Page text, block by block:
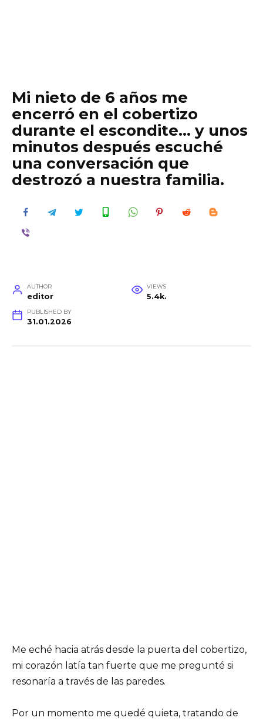
Mi nieto de 6 años me
encerró en el cobertizo
durante el escondite… y unos
minutos después escuché
una conversación que
destrozó a nuestra familia.
AUTHOR
editor
VIEWS
5.4k.
PUBLISHED BY
31.01.2026
Me eché hacia atrás desde la puerta del cobertizo,
mi corazón latía tan fuerte que me pregunté si
resonaría a través de las paredes.
Por un momento me quedé quieta, tratando de